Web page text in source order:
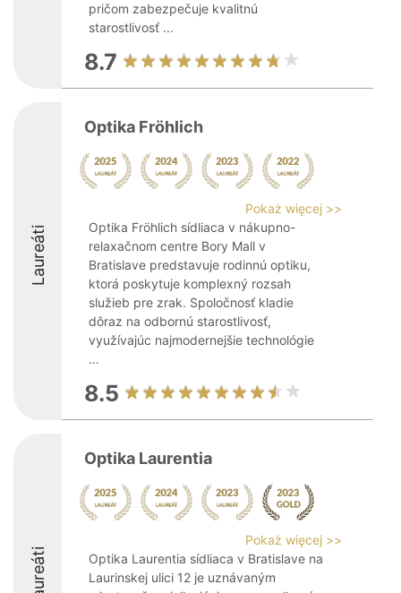
pričom zabezpečuje kvalitnú
starostlivosť ...
8.7
Laureáti
Optika Fröhlich
Pokaż więcej >>
Optika Fröhlich sídliaca v nákupno-
relaxačnom centre Bory Mall v
Bratislave predstavuje rodinnú optiku,
ktorá poskytuje komplexný rozsah
služieb pre zrak. Spoločnosť kladie
dôraz na odbornú starostlivosť,
využívajúc najmodernejšie technológie
...
8.5
Laureáti
Optika Laurentia
Pokaż więcej >>
Optika Laurentia sídliaca v Bratislave na
Laurinskej ulici 12 je uznávaným